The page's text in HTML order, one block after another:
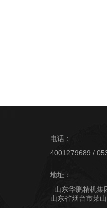
电话：
4001279689 /
地址：
山东华鹏精机集
山东省烟台市莱